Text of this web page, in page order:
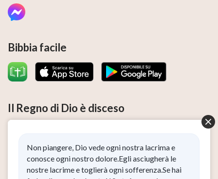
Bibbia facile
Il Regno di Dio è disceso
Ho letto e accetto l’Informativa sulla privacy.
Non piangere, Dio vede ogni nostra lacrima e
conosce ogni nostro dolore.Egli asciugherà le
nostre lacrime e toglierà ogni sofferenza.Se hai